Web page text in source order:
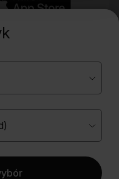
markę
translated)